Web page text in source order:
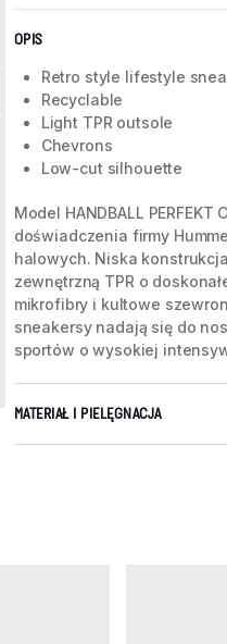
OPIS
Retro style lifestyle
Recyclable
Light TPR outsole
Chevrons
Low-cut silhouette
Model HANDBALL
doświadczenia firmy
halowych. Niska
zewnętrzną TPR o
mikrofibry i kultowe
sneakersy nadają się do
sportów o wysokiej
MATERIAŁ I PIELĘGNACJA